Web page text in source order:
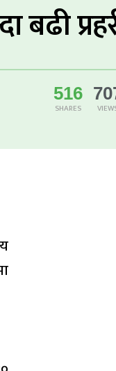
बढी
516
SHARES